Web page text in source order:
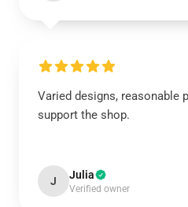
Varied designs, reasonable
support the shop.
J Julia
Verified owner